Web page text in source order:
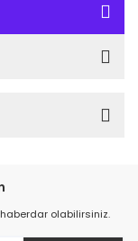
olabilirsiniz.